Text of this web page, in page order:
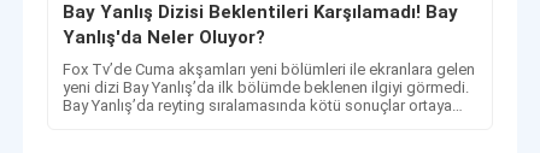
Bay Yanlış Dizisi Beklentileri Karşılamadı! Bay
Yanlış'da Neler Oluyor?
Fox Tv’de Cuma akşamları yeni bölümleri ile ekranlara gelen
yeni dizi Bay Yanlış’da ilk bölümde beklenen ilgiyi görmedi.
Bay Yanlış’da reyting sıralamasında kötü sonuçlar ortaya